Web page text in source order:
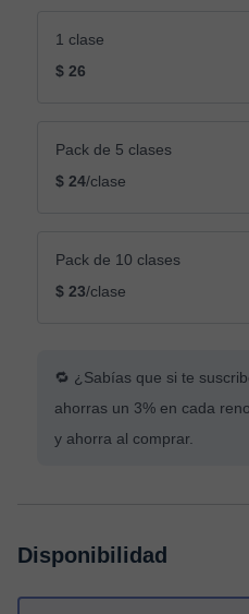
1 clase
$ 26
Pack de 5 clases
$ 24/clase
Pack de 10 clases
$ 23/clase
🔁 ¿Sabías que si te
ahorras un 3% en cada
y ahorra al comprar.
Disponibilidad